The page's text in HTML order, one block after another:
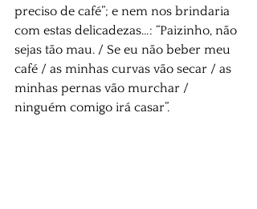
preciso de café”; e nem nos brindaria
com estas delicadezas…: “Paizinho, não
sejas tão mau. / Se eu não beber meu
café / as minhas curvas vão secar / as
minhas pernas vão murchar /
ninguém comigo irá casar”.